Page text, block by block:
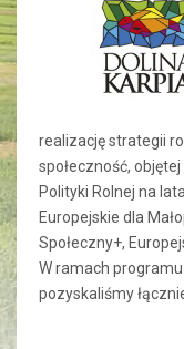
realizację strategii
społeczność,
Polityki Rolnej na
Europejskie dla
Społeczny+,
W ramach
pozyskaliśmy